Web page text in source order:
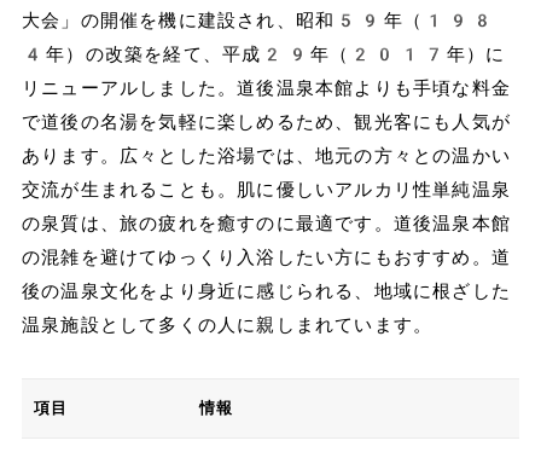
大会」の開催を機に建設され、昭和59年（198
4年）の改築を経て、平成29年（2017年）に
リニューアルしました。道後温泉本館よりも手頃な料金
で道後の名湯を気軽に楽しめるため、観光客にも人気が
あります。広々とした浴場では、地元の方々との温かい
交流が生まれることも。肌に優しいアルカリ性単純温泉
の泉質は、旅の疲れを癒すのに最適です。道後温泉本館
の混雑を避けてゆっくり入浴したい方にもおすすめ。道
後の温泉文化をより身近に感じられる、地域に根ざした
温泉施設として多くの人に親しまれています。
項目 情報